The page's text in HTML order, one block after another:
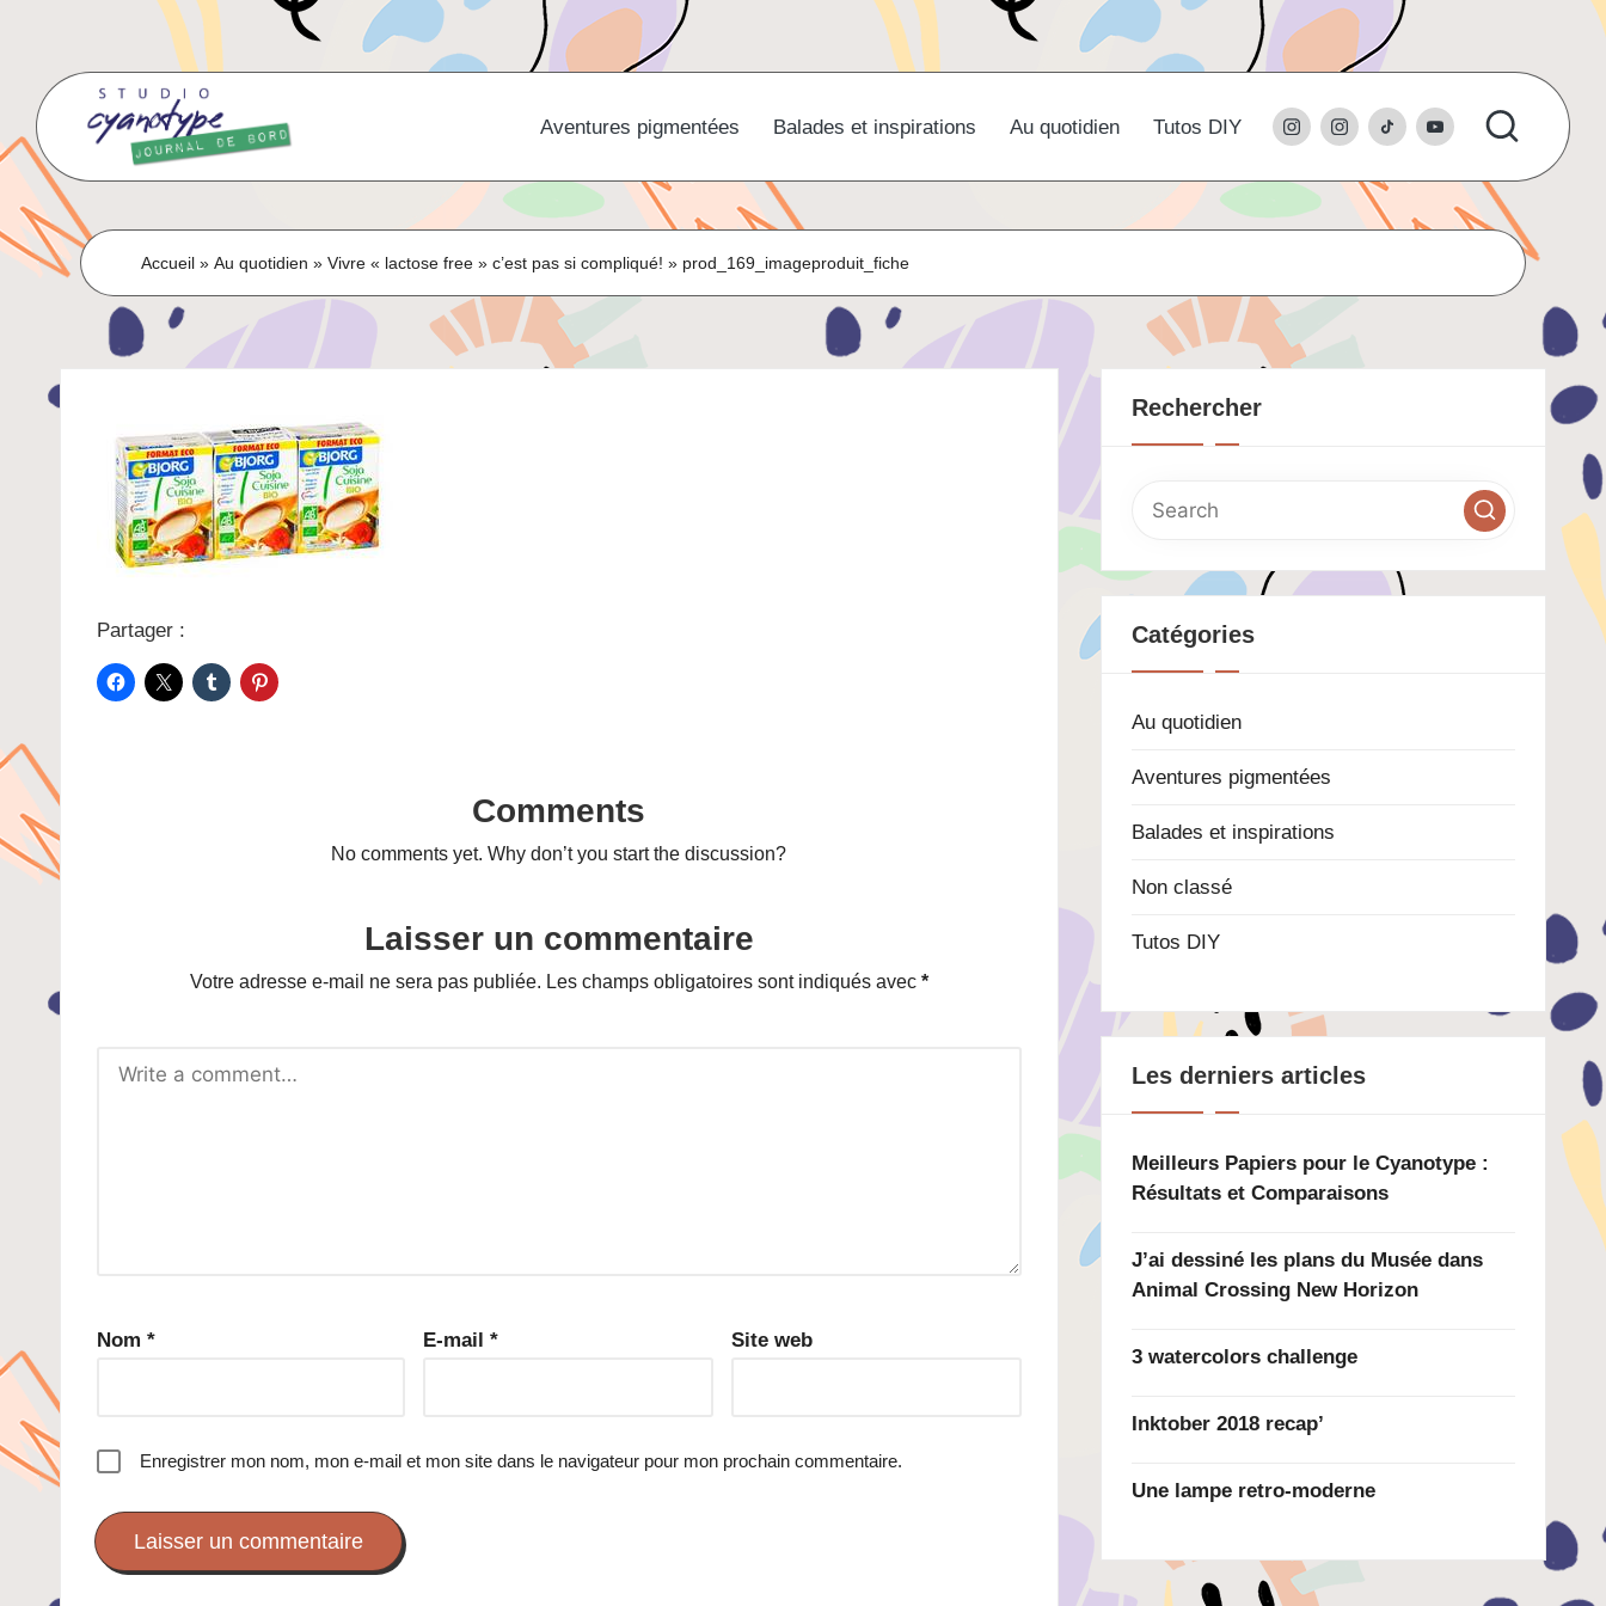
content
Aventures pigmentées Balades et inspirations Au quotidien Tutos DIY instagraml’instagram
studio
tiktok youtube
Accueil »Au quotidien »Vivre « lactose free » c’est pas si compliqué! » prod_169_imageproduit_fiche
Partager :
Comments
No comments yet. Why don’t you start the discussion?
Laisser un commentaire
Votre adresse e-mail ne sera pas publiée. Les champs obligatoires sont indiqués avec *
Nom * E-mail * Site web
Enregistrer mon nom, mon e-mail et mon site dans le navigateur pour mon prochain commentaire.
Rechercher
Catégories
Au quotidien
Aventures pigmentées
Balades et inspirations
Non classé
Tutos DIY
Les derniers articles
Meilleurs Papiers pour le Cyanotype :
Résultats et Comparaisons
J’ai dessiné les plans du Musée dans
Animal Crossing New Horizon
3 watercolors challenge
Inktober 2018 recap’
Une lampe retro-moderne